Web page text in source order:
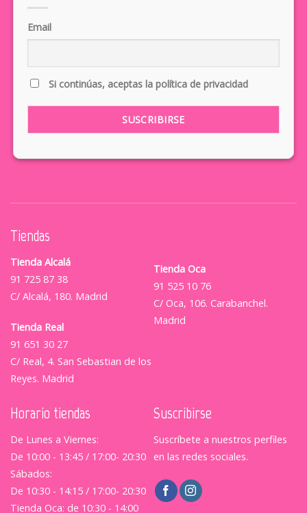
Email
Si continúas, aceptas la política de privacidad
Tiendas
Tienda Alcalá
91 725 87 38
C/ Alcalá, 180. Madrid
Tienda Real
91 651 30 27
C/ Real, 4. San Sebastian de los
Reyes. Madrid
Tienda Oca
91 525 10 76
C/ Oca, 106. Carabanchel.
Madrid
Horario tiendas
De Lunes a Viernes:
De 10:00 - 13:45 / 17:00- 20:30
Sábados:
De 10:30 - 14:15 / 17:00- 20:30
Tienda Oca: de 10:30 - 14:00
Suscribirse
Suscríbete a nuestros perfiles
en las redes sociales.